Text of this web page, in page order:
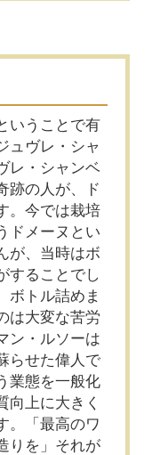
いうことで有
ュヴレ・シャ
レ・シャンベ
跡の人が、ド
。今では栽培
ドメーヌとい
が、当時はボ
することでし
ボトル詰めま
は大変な苦労
ン・ルソーは
らせた偉人で
業態を一般化
向上に大きく
。「最高のワ
りを」それが